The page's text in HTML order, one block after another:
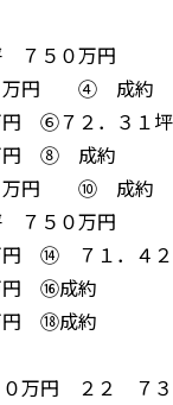
５０万円
０万円 ④ 成約
円 ⑥７２．３１
円 ⑧ 成約
万円 ⑩ 成約
５０万円
円 ⑭ ７１．４２
円 ⑯成約
円 ⑱成約
万円 ２２ ７３